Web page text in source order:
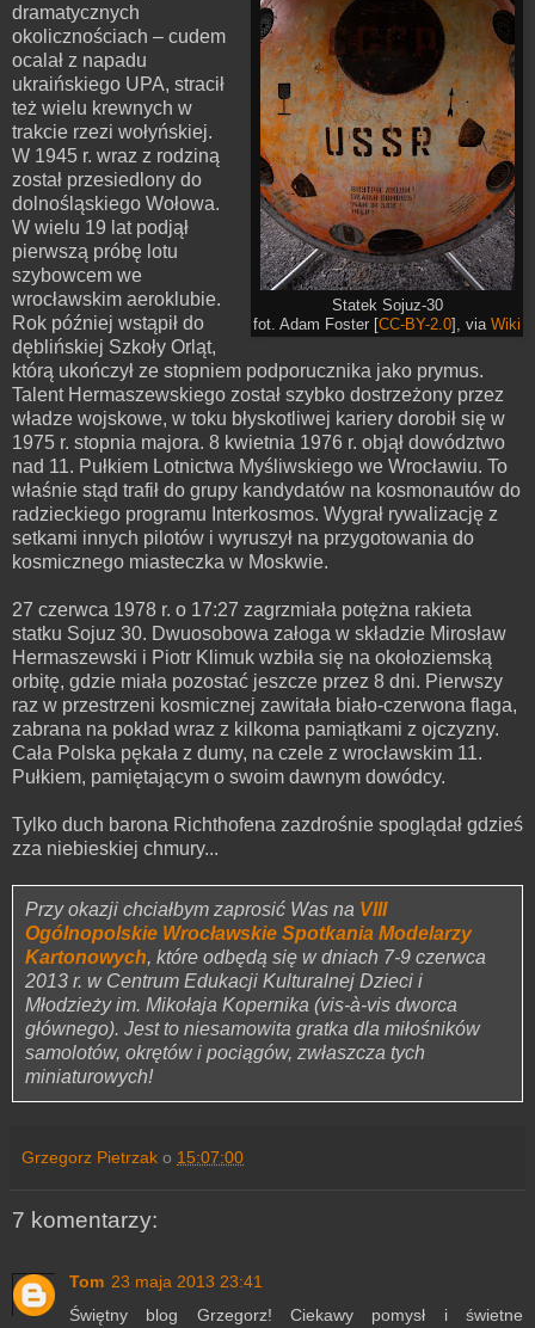
Statek Sojuz-30
fot. Adam Foster [CC-BY-2.0], via Wiki
dramatycznych
okolicznościach – cudem
ocalał z napadu
ukraińskiego UPA, stracił
też wielu krewnych w
trakcie rzezi wołyńskiej.
W 1945 r. wraz z rodziną
został przesiedlony do
dolnośląskiego Wołowa.
W wielu 19 lat podjął
pierwszą próbę lotu
szybowcem we
wrocławskim aeroklubie.
Rok później wstąpił do
dęblińskiej Szkoły Orląt,
którą ukończył ze stopniem podporucznika jako prymus.
Talent Hermaszewskiego został szybko dostrzeżony przez
władze wojskowe, w toku błyskotliwej kariery dorobił się w
1975 r. stopnia majora. 8 kwietnia 1976 r. objął dowództwo
nad 11. Pułkiem Lotnictwa Myśliwskiego we Wrocławiu. To
właśnie stąd trafił do grupy kandydatów na kosmonautów do
radzieckiego programu Interkosmos. Wygrał rywalizację z
setkami innych pilotów i wyruszył na przygotowania do
kosmicznego miasteczka w Moskwie.
27 czerwca 1978 r. o 17:27 zagrzmiała potężna rakieta
statku Sojuz 30. Dwuosobowa załoga w składzie Mirosław
Hermaszewski i Piotr Klimuk wzbiła się na okołoziemską
orbitę, gdzie miała pozostać jeszcze przez 8 dni. Pierwszy
raz w przestrzeni kosmicznej zawitała biało-czerwona flaga,
zabrana na pokład wraz z kilkoma pamiątkami z ojczyzny.
Cała Polska pękała z dumy, na czele z wrocławskim 11.
Pułkiem, pamiętającym o swoim dawnym dowódcy.
Tylko duch barona Richthofena zazdrośnie spoglądał gdzieś
zza niebieskiej chmury...
Przy okazji chciałbym zaprosić Was na VIII
Ogólnopolskie Wrocławskie Spotkania Modelarzy
Kartonowych, które odbędą się w dniach 7-9 czerwca
2013 r. w Centrum Edukacji Kulturalnej Dzieci i
Młodzieży im. Mikołaja Kopernika (vis-à-vis dworca
głównego). Jest to niesamowita gratka dla miłośników
samolotów, okrętów i pociągów, zwłaszcza tych
miniaturowych!
Grzegorz Pietrzak o 15:07:00
7 komentarzy:
Tom 23 maja 2013 23:41
Świętny blog Grzegorz! Ciekawy pomysł i świetne